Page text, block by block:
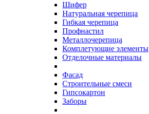
Шифер
Натуральная черепица
Гибкая черепица
Профнастил
Металлочерепица
Комплетующие элементы
Отделочные материалы
Фасад
Строительные смеси
Гипсокартон
Заборы